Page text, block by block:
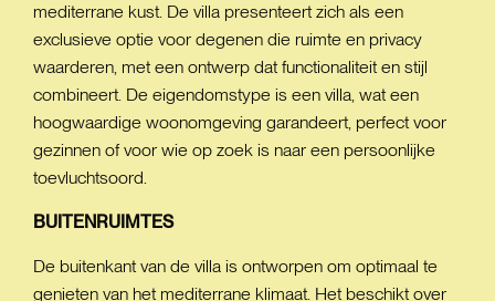
mediterrane kust. De villa presenteert zich als een
exclusieve optie voor degenen die ruimte en privacy
waarderen, met een ontwerp dat functionaliteit en stijl
combineert. De eigendomstype is een villa, wat een
hoogwaardige woonomgeving garandeert, perfect voor
gezinnen of voor wie op zoek is naar een persoonlijke
toevluchtsoord.
BUITENRUIMTES
De buitenkant van de villa is ontworpen om optimaal te
genieten van het mediterrane klimaat. Het beschikt over